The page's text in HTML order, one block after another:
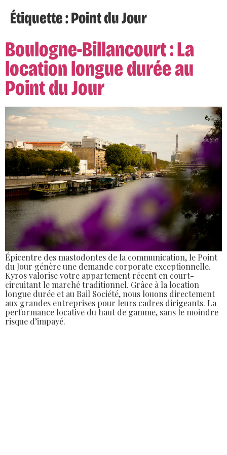
Étiquette :Point du Jour
Boulogne-Billancourt : La
location longue durée au
Point du Jour
Épicentre des mastodontes de la communication, le Point
du Jour génère une demande corporate exceptionnelle.
Kyros valorise votre appartement récent en court-
circuitant le marché traditionnel. Grâce à la location
longue durée et au Bail Société, nous louons directement
aux grandes entreprises pour leurs cadres dirigeants. La
performance locative du haut de gamme, sans le moindre
risque d’impayé.